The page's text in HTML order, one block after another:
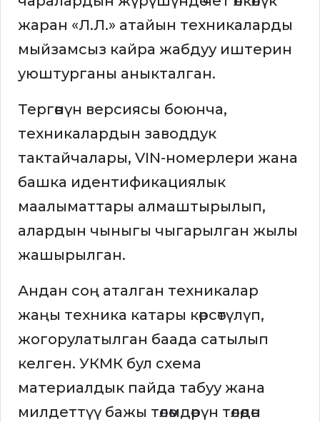
жаран «Л.Л.» атайын техникаларды
мыйзамсыз кайра жабдуу иштерин
уюштурганы аныкталган.
Тергөөнүн версиясы боюнча,
техникалардын заводдук
тактайчалары, VIN-номерлери жана
башка идентификациялык
маалыматтары алмаштырылып,
алардын чыныгы чыгарылган жылы
жашырылган.
Андан соң аталган техникалар
жаңы техника катары көрсөтүлүп,
жогорулатылган баада сатылып
келген. УКМК бул схема
материалдык пайда табуу жана
милдеттүү бажы төлөмдөрүн төлөөдөн